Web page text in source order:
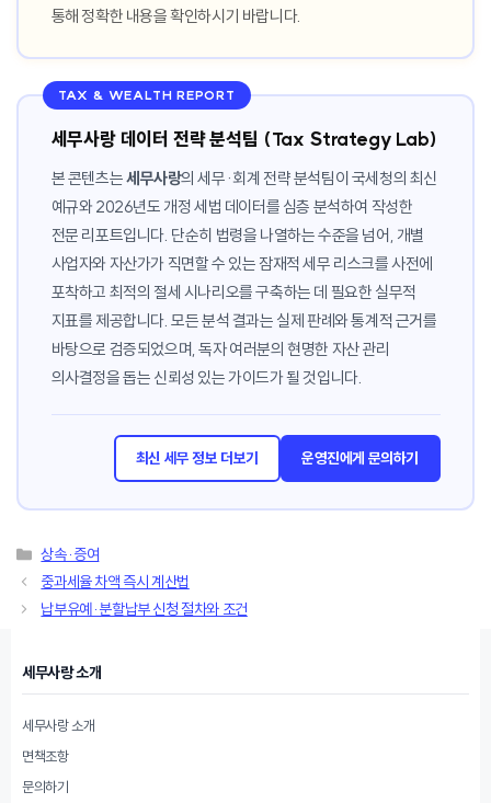
통해 정확한 내용을 확인하시기 바랍니다.
TAX & WEALTH REPORT
세무사랑 데이터 전략 분석팀 (Tax Strategy Lab)
본 콘텐츠는세무사랑의 세무·회계 전략 분석팀이 국세청의 최신
예규와 2026년도 개정 세법 데이터를 심층 분석하여 작성한
전문 리포트입니다. 단순히 법령을 나열하는 수준을 넘어, 개별
사업자와 자산가가 직면할 수 있는 잠재적 세무 리스크를 사전에
포착하고 최적의 절세 시나리오를 구축하는 데 필요한 실무적
지표를 제공합니다. 모든 분석 결과는 실제 판례와 통계적 근거를
바탕으로 검증되었으며, 독자 여러분의 현명한 자산 관리
의사결정을 돕는 신뢰성 있는 가이드가 될 것입니다.
최신 세무 정보 더보기 운영진에게 문의하기
카
테
고
리
상속·증여
중과세율 차액 즉시 계산법
납부유예·분할납부 신청 절차와 조건
세무사랑 소개
세무사랑 소개
면책조항
문의하기